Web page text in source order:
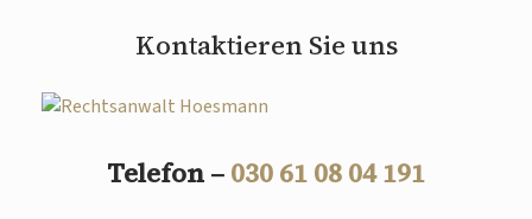
Kontaktieren Sie uns
Telefon – 030 61 08 04 191